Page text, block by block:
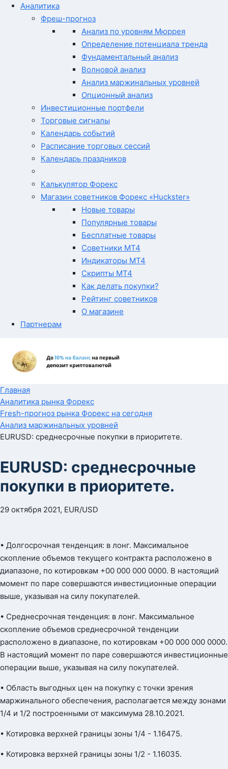
Аналитика
Фреш-прогноз
Анализ по уровням Мюррея
Определение потенциала тренда
Фундаментальный анализ
Волновой анализ
Анализ маржинальных уровней
Опционный анализ
Инвестиционные портфели
Торговые сигналы
Календарь событий
Расписание торговых сессий
Календарь праздников
Калькулятор Форекс
Магазин советников Форекс «Huckster»
Новые товары
Популярные товары
Бесплатные товары
Советники MT4
Индикаторы MT4
Скрипты MT4
Как делать покупки?
Рейтинг советников
О магазине
Партнерам
Главная
Аналитика рынка Форекс
Fresh-прогноз рынка Форекс на сегодня
Анализ маржинальных уровней
EURUSD: среднесрочные покупки в приоритете.
EURUSD: среднесрочные
покупки в приоритете.
29 октября 2021, EUR/USD
• Долгосрочная тенденция: в лонг. Максимальное
скопление объемов текущего контракта расположено в
диапазоне, по котировкам +00 000 000 0000. В настоящий
момент по паре совершаются инвестиционные операции
выше, указывая на силу покупателей.
• Среднесрочная тенденция: в лонг. Максимальное
скопление объемов среднесрочной тенденции
расположено в диапазоне, по котировкам +00 000 000 0000.
В настоящий момент по паре совершаются инвестиционные
операции выше, указывая на силу покупателей.
• Область выгодных цен на покупку с точки зрения
маржинального обеспечения, располагается между зонами
1/4 и 1/2 построенными от максимума 28.10.2021.
• Котировка верхней границы зоны 1/4 - 1.16475.
• Котировка верхней границы зоны 1/2 - 1.16035.